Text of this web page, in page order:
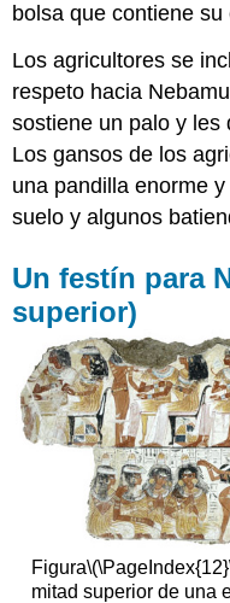
bolsa que contiene
Los agricultores se
respeto hacia
sostiene un palo y les
Los gansos de los
una pandilla enorme
suelo y algunos
Un festín para
superior)
Figura
mitad superior de una